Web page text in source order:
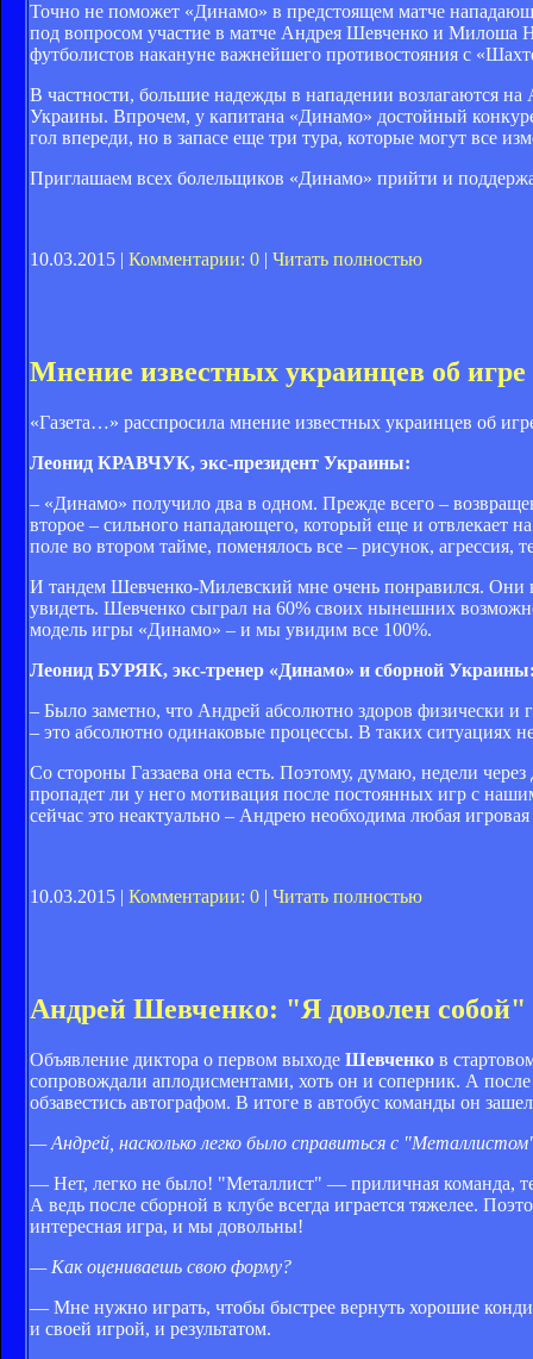
Точно не поможет «Динамо» в предстоящем матче
под вопросом участие в матче Андрея Шевченко и Милоша
футболистов накануне важнейшего противостояния с
В частности, большие надежды в нападении возлагаются
Украины. Впрочем, у капитана «Динамо» достойный
гол впереди, но в запасе еще три тура, которые могут все
Приглашаем всех болельщиков «Динамо» прийти и
10.03.2015 | Комментарии: 0 | Читать полностью
Мнение известных украинцев об
«Газета…» расспросила мнение известных украинцев об
Леонид КРАВЧУК, экс-президент Украины:
– «Динамо» получило два в одном. Прежде всего –
второе – сильного нападающего, который еще и отвлекает
поле во втором тайме, поменялось все – рисунок, агрессия,
И тандем Шевченко-Милевский мне очень понравился. Они
увидеть. Шевченко сыграл на 60% своих нынешних
модель игры «Динамо» – и мы увидим все 100%.
Леонид БУРЯК, экс-тренер «Динамо» и сборной
– Было заметно, что Андрей абсолютно здоров физически и
– это абсолютно одинаковые процессы. В таких ситуациях
Со стороны Газзаева она есть. Поэтому, думаю, недели
пропадет ли у него мотивация после постоянных игр с
сейчас это неактуально – Андрею необходима любая
10.03.2015 | Комментарии: 0 | Читать полностью
Андрей Шевченко: "Я доволен собой"
Объявление диктора о первом выходе Шевченко в
сопровождали аплодисментами, хоть он и соперник. А
обзавестись автографом. В итоге в автобус команды он
— Андрей, насколько легко было справиться с
— Нет, легко не было! "Металлист" — приличная команда,
А ведь после сборной в клубе всегда играется тяжелее.
интересная игра, и мы довольны!
— Как оцениваешь свою форму?
— Мне нужно играть, чтобы быстрее вернуть хорошие
и своей игрой, и результатом.